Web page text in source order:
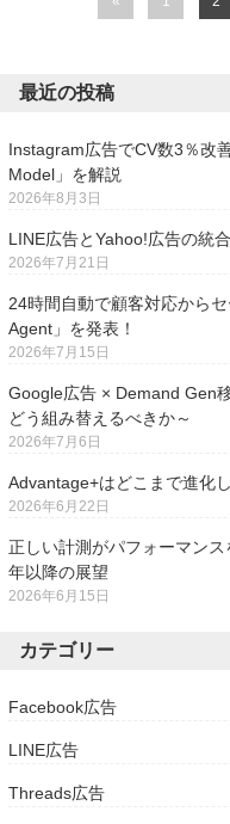
最近の投稿
Instagram広告でCV数3％改
Model」を解説
2026年8月3日
LINE広告とYahoo!広告の統
2026年7月21日
24時間自動で顧客対応から
Agent」を発表！
2026年7月15日
Google広告 × Demand Gen
どう組み替えるべきか～
2026年7月6日
Advantage+はどこまで進化
2026年6月22日
正しい計測がパフォーマン
年以降の展望
2026年6月15日
カテゴリー
Facebook広告
LINE広告
Threads広告